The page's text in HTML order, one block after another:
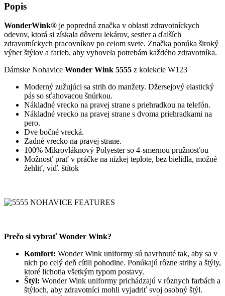
Popis
WonderWink® je popredná značka v oblasti zdravotníckych
odevov, ktorá si získala dôveru lekárov, sestier a ďalších
zdravotníckych pracovníkov po celom svete. Značka ponúka široký
výber štýlov a farieb, aby vyhovela potrebám každého zdravotníka.
Dámske Nohavice Wonder Wink 5555 z kolekcie W123
Moderný zužujúci sa strih do manžety. Džersejový elastický
pás so sťahovacou šnúrkou.
Nákladné vrecko na pravej strane s priehradkou na telefón.
Nákladné vrecko na pravej strane s dvoma priehradkami na
pero.
Dve bočné vrecká.
Zadné vrecko na pravej strane.
100% Mikrovláknový Polyester so 4-smernou pružnosťou
Možnosť prať v práčke na nízkej teplote, bez bielidla, možné
žehliť, viď. štítok
Prečo si vybrať Wonder Wink?
Komfort: Wonder Wink uniformy sú navrhnuté tak, aby sa v
nich po celý deň cítili pohodlne. Ponúkajú rôzne strihy a štýly,
ktoré lichotia všetkým typom postavy.
Štýl: Wonder Wink uniformy prichádzajú v rôznych farbách a
štýloch, aby zdravotníci mohli vyjadriť svoj osobný štýl.